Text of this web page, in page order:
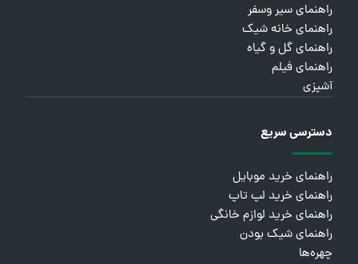
راهنمای سیر وسفر
راهنمای خانه شیک
راهنمای گل و گیاه
راهنمای فیلم
آشپزی
دسترسی سریع
راهنمای خرید موبایل
راهنمای خرید لپ تاپ
راهنمای خرید لوازم خانگی
راهنمای شیک بودن
چهره‌ها